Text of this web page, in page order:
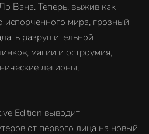
Вана. Теперь, выжив как
мира, грозный
разрушительной
магии и остроумия,
легионы,
Edition выводит
от первого лица на новый